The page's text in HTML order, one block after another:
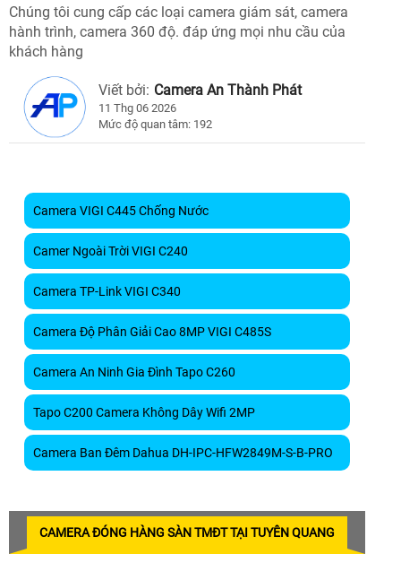
Chúng tôi cung cấp các loại camera giám sát, camera
hành trình, camera 360 độ. đáp ứng mọi nhu cầu của
khách hàng
Viết bởi: Camera An Thành Phát
11 Thg 06 2026
Mức độ quan tâm: 192
Camera VIGI C445 Chống Nước
Camer Ngoài Trời VIGI C240
Camera TP-Link VIGI C340
Camera Độ Phân Giải Cao 8MP VIGI C485S
Camera An Ninh Gia Đình Tapo C260
Tapo C200 Camera Không Dây Wifi 2MP
Camera Ban Đêm Dahua DH-IPC-HFW2849M-S-B-PRO
CAMERA ĐÓNG HÀNG SÀN TMĐT TẠI TUYÊN QUANG